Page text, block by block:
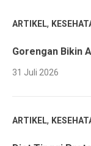
ARTIKEL,
Gorengan Bikin
31 Juli 2026
ARTIKEL,